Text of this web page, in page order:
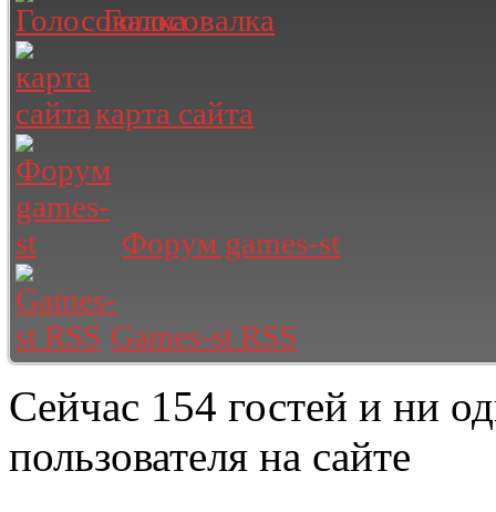
Голосовалка
карта сайта
Форум games-st
Games-st RSS
Сейчас 154 гостей и ни
пользователя на сайте